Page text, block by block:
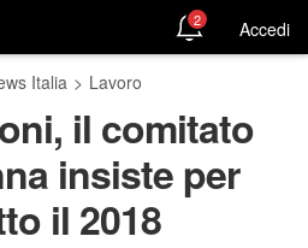
2 Accedi
Italia > Lavoro
il comitato
insiste per
il 2018